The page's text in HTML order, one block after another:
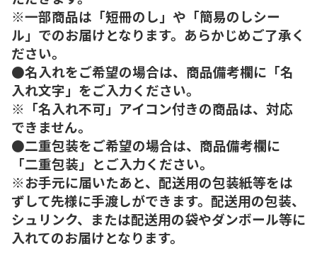
※一部商品は「短冊のし」や「簡易のしシー
ル」でのお届けとなります。あらかじめご了承く
ださい。
●名入れをご希望の場合は、商品備考欄に「名
入れ文字」をご入力ください。
※「名入れ不可」アイコン付きの商品は、対応
できません。
●二重包装をご希望の場合は、商品備考欄に
「二重包装」とご入力ください。
※お手元に届いたあと、配送用の包装紙等をは
ずして先様に手渡しができます。配送用の包装、
シュリンク、または配送用の袋やダンボール等に
入れてのお届けとなります。